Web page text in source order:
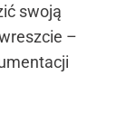
swoją
–